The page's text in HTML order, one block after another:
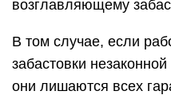
возглавляющему
В том случае, если
забастовки
они лишаются всех